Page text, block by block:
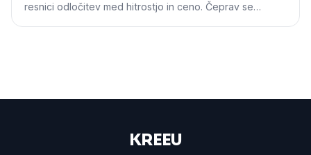
resnici odločitev med hitrostjo in ceno. Čeprav se…
KREEU